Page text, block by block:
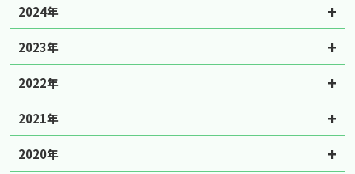
2024年
2023年
2022年
2021年
2020年